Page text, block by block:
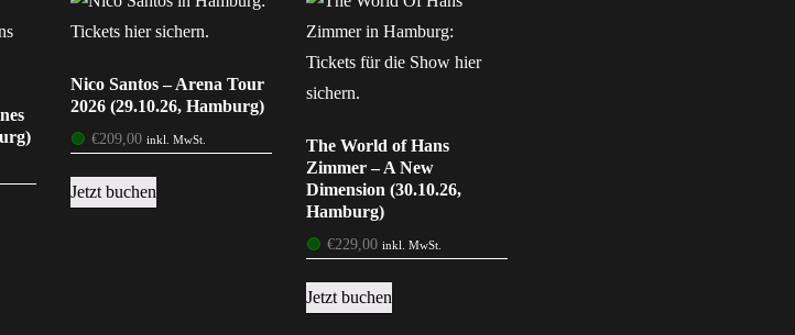
Nico Santos – Arena Tour
2026 (29.10.26, Hamburg)
🟢 €209,00 inkl. MwSt.
Jetzt buchen
The World of Hans
Zimmer – A New
Dimension (30.10.26,
Hamburg)
🟢 €229,00 inkl. MwSt.
Jetzt buchen